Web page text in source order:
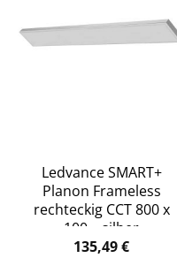
Ledvance SMART+
Planon Frameless
rechteckig CCT 800 x
100 – silber
135,49€